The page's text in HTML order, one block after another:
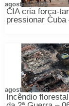
CIA cria força-
pressionar Cuba
agosto 6, 2026
Incêndio
agosto 6, 2026